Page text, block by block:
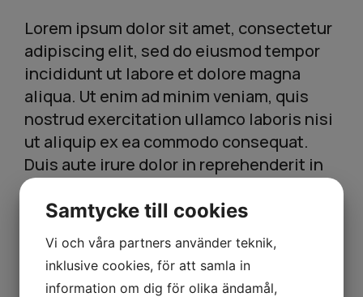
Lorem ipsum dolor sit amet, consectetur
adipiscing elit, sed do eiusmod tempor
incididunt ut labore et dolore magna
aliqua. Ut enim ad minim veniam, quis
nostrud exercitation ullamco laboris nisi
ut aliquip ex ea commodo consequat.
Duis aute irure dolor in reprehenderit in
voluptate velit esse cillum dolore eu
fugiat nulla pariatur. Excepteur sint
occaecat cupidatat non proident, sunt in
culpa qui officia deserunt mollit anim id
est laborum.
Samtycke till cookies
Vi och våra partners använder teknik,
inklusive cookies, för att samla in
information om dig för olika ändamål,